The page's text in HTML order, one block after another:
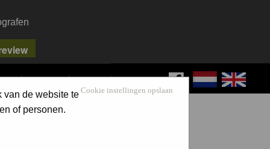
SEARCH LOG IN
Cookie instellingen opslaan
van de website te
of personen.